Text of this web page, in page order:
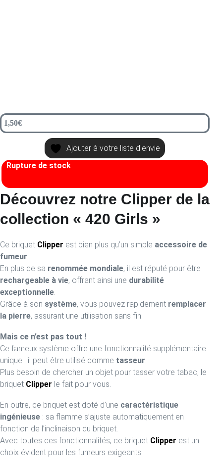
1,50€
Ajouter à votre liste d'envie
Rupture de stock
Découvrez notre Clipper de la
collection « 420 Girls »
Ce briquet Clipper est bien plus qu’un simple accessoire de
fumeur
En plus de sa renommée mondiale, il est réputé pour être
rechargeable à vie, offrant ainsi une durabilité
exceptionnelle
Grâce à son système, vous pouvez rapidement remplacer
la pierre, assurant une utilisation sans fin.
Mais ce n’est pas tout !
Ce fameux système offre une fonctionnalité supplémentaire
unique : il peut être utilisé comme tasseur
Plus besoin de chercher un objet pour tasser votre tabac, le
briquet Clipper le fait pour vous.
En outre, ce briquet est doté d’une caractéristique
ingénieuse : sa flamme s’ajuste automatiquement en
fonction de l’inclinaison du briquet.
Avec toutes ces fonctionnalités, ce briquet Clipper est un
choix évident pour les fumeurs exigeants.